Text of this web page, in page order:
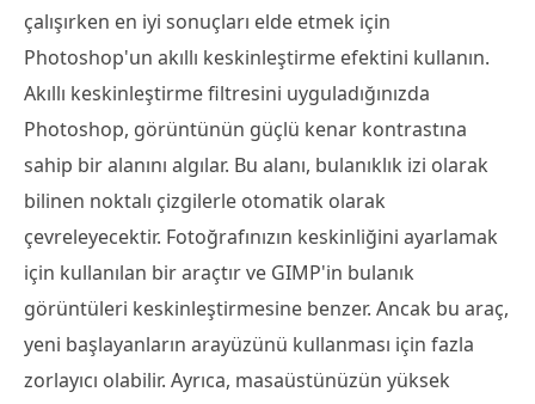
çalışırken en iyi sonuçları elde etmek için
Photoshop'un akıllı keskinleştirme efektini kullanın.
Akıllı keskinleştirme filtresini uyguladığınızda
Photoshop, görüntünün güçlü kenar kontrastına
sahip bir alanını algılar. Bu alanı, bulanıklık izi olarak
bilinen noktalı çizgilerle otomatik olarak
çevreleyecektir. Fotoğrafınızın keskinliğini ayarlamak
için kullanılan bir araçtır ve GIMP'in bulanık
görüntüleri keskinleştirmesine benzer. Ancak bu araç,
yeni başlayanların arayüzünü kullanması için fazla
zorlayıcı olabilir. Ayrıca, masaüstünüzün yüksek